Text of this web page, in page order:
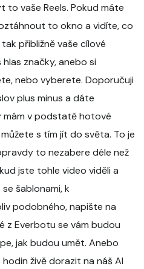
to vaše Reels. Pokud máte
to okno a vidíte, co
přibližně vaše cílové
značky, anebo si
nebo vyberete. Doporučuji
plus minus a dáte
mám v podstatě hotové
s tím jít do světa. To je
to nezabere déle než
jste tohle video viděli a
šablonami, k
podobného, napište na
z Everbotu se vám budou
jak budou umět. Anebo
živě dorazit na náš AI